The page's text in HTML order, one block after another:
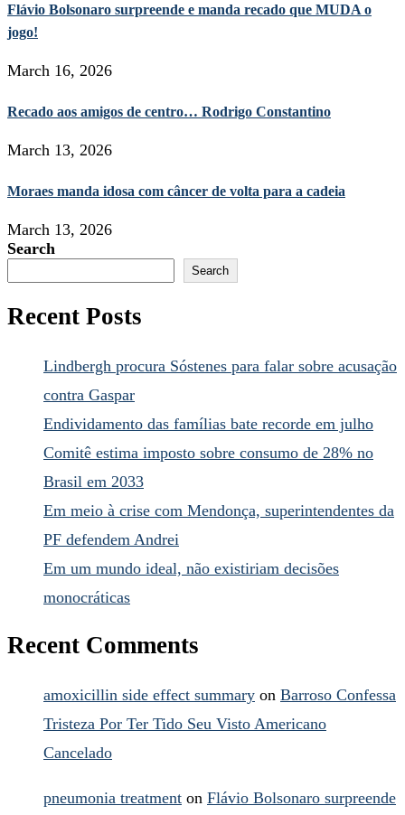
Flávio Bolsonaro surpreende e manda recado que MUDA o
jogo!
March 16, 2026
Recado aos amigos de centro… Rodrigo Constantino
March 13, 2026
Moraes manda idosa com câncer de volta para a cadeia
March 13, 2026
Search
Search
Recent Posts
Lindbergh procura Sóstenes para falar sobre acusação
contra Gaspar
Endividamento das famílias bate recorde em julho
Comitê estima imposto sobre consumo de 28% no
Brasil em 2033
Em meio à crise com Mendonça, superintendentes da
PF defendem Andrei
Em um mundo ideal, não existiriam decisões
monocráticas
Recent Comments
amoxicillin side effect summary on Barroso Confessa
Tristeza Por Ter Tido Seu Visto Americano
Cancelado
pneumonia treatment on Flávio Bolsonaro surpreende